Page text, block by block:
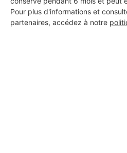
Pour plus d'informations et
partenaires, accédez à notre
6 ans d'expérience